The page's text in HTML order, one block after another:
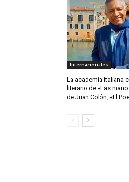
Internacionales
La academia italiana
literario de «Las
de Juan Colón, «El